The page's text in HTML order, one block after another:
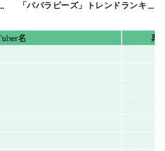
「パパラピーズ」トレンドランキン